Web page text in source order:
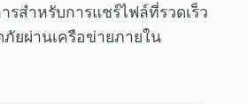
สำหรับการแชร์ไฟล์ที่รวดเร็ว
ยผ่านเครือข่ายภายใน